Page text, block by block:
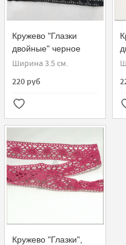
Кружево "Глазки
двойные" черное
Ширина 3.5 см.
220 руб
Кружево "Глазки",